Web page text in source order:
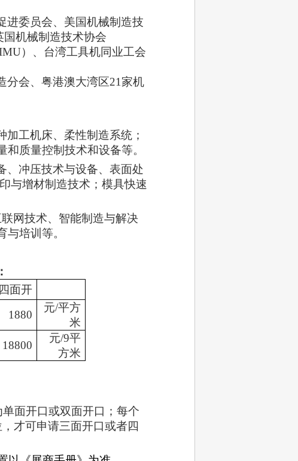
进委员会、美国机械制造技
机械制造技术协会
）、台湾工具机同业工会
分会、粤港澳大湾区21家机
加工机床、柔性制造系统；
质量控制技术和设备等。
、冲压技术与设备、表面处
与增材制造技术；模具快速
网技术、智能制造与解决
培训等。
四面开
1880
元/平方
米
18800
元/9平
方米
面开口或双面开口；每个
才可申请三面开口或者四